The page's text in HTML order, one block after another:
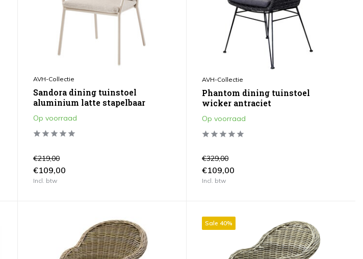
AVH-Collectie
Sandora dining tuinstoel
aluminium latte stapelbaar
Op voorraad
€219,00
€109,00
Incl. btw
AVH-Collectie
Phantom dining tuinstoel
wicker antraciet
Op voorraad
€329,00
€109,00
Incl. btw
Sale 40%